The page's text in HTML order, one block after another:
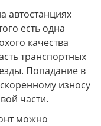
автостанциях
есть одна
качества
транспортных
Попадание в
износу
части.
можно